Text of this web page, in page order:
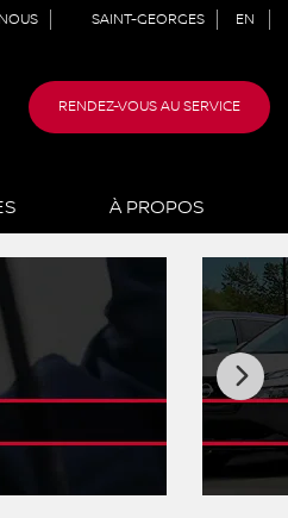
SAINT-GEORGES EN
RENDEZ-VOUS AU SERVICE
À PROPOS